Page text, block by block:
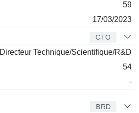
59
17/03/2023
CTO
Directeur Technique/Scientifique/R&D
54
-
BRD